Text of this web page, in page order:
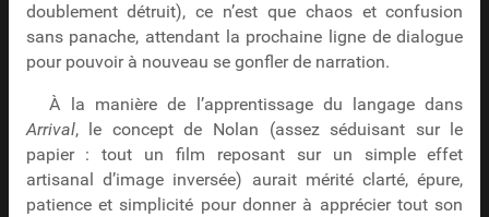
doublement détruit), ce n’est que chaos et confusion
sans panache, attendant la prochaine ligne de dialogue
pour pouvoir à nouveau se gonfler de narration.
À la manière de l’apprentissage du langage dans
Arrival, le concept de Nolan (assez séduisant sur le
papier : tout un film reposant sur un simple effet
artisanal d’image inversée) aurait mérité clarté, épure,
patience et simplicité pour donner à apprécier tout son